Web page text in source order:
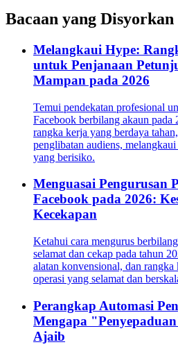
Bacaan yang Disyorkan
Melangkaui Hype:
untuk Penjanaan
Mampan pada 2026
Temui pendekatan profesional
Facebook berbilang akaun pada
rangka kerja yang berdaya
penglibatan audiens,
yang berisiko.
Menguasai Pengurusan
Facebook pada 2026:
Kecekapan
Ketahui cara mengurus
selamat dan cekap pada tahun
alatan konvensional, dan
operasi yang selamat dan
Perangkap Automasi
Mengapa
Ajaib